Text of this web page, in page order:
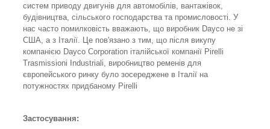
систем приводу двигунів для автомобілів, вантажівок,
будівництва, сільського господарства та промисловості. У
нас часто помилковість вважають, що виробник Dayco не зі
США, а з Італії. Це пов'язано з тим, що після викупу
компанією Dayco Corporation італійської компанії Pirelli
Trasmissioni Industriali, виробництво ременів для
європейського ринку було зосереджене в Італії на
потужностях придбаному Pirelli
Застосування: